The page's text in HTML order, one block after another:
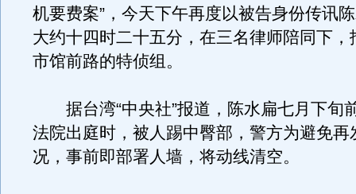
机要费案”，今天下午再度以被告身份传讯
大约十四时二十五分，在三名律师陪同下，
市馆前路的特侦组。
据台湾“中央社”报道，陈水扁七月下旬
法院出庭时，被人踢中臀部，警方为避免再
况，事前即部署人墙，将动线清空。